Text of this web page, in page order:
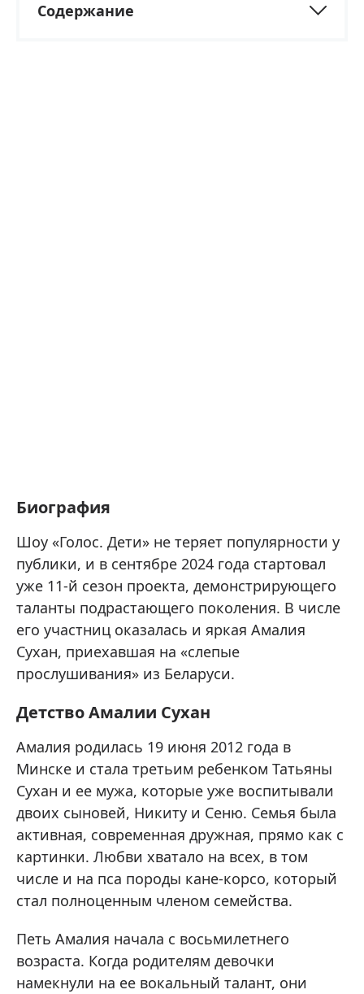
Содержание
Биография
Шоу «Голос. Дети» не теряет популярности у
публики, и в сентябре 2024 года стартовал
уже 11-й сезон проекта, демонстрирующего
таланты подрастающего поколения. В числе
его участниц оказалась и яркая Амалия
Сухан, приехавшая на «слепые
прослушивания» из Беларуси.
Детство Амалии Сухан
Амалия родилась 19 июня 2012 года в
Минске и стала третьим ребенком Татьяны
Сухан и ее мужа, которые уже воспитывали
двоих сыновей, Никиту и Сеню. Семья была
активная, современная дружная, прямо как с
картинки. Любви хватало на всех, в том
числе и на пса породы кане-корсо, который
стал полноценным членом семейства.
Петь Амалия начала с восьмилетнего
возраста. Когда родителям девочки
намекнули на ее вокальный талант, они